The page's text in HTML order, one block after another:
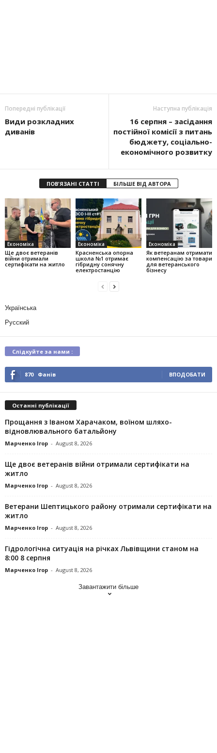
Попередні публікації
Види розкладних
диванів
Наступна публікація
16 серпня – засідання
постійної комісії з питань
бюджету, соціально-
економічного розвитку
ПОВ'ЯЗАНІ СТАТТІ БІЛЬШЕ ВІД АВТОРА
Економіка
Ще двоє ветеранів
війни отримали
сертифікати на житло
Економіка
Красненська опорна
школа №1 отримає
гібридну сонячну
електростанцію
Економіка
Як ветеранам отримати
компенсацію за товари
для ветеранського
бізнесу
Українська
Русский
Слідкуйте за нами :
870 Фанів ВПОДОБАТИ
Останні публікації
Прощання з Іваном Харачаком, воїном шляхо-
відновлювального батальйону
Марченко Ігор - August 8, 2026
Ще двоє ветеранів війни отримали сертифікати на
житло
Марченко Ігор - August 8, 2026
Ветерани Шептицького району отримали сертифікати на
житло
Марченко Ігор - August 8, 2026
Гідрологічна ситуація на річках Львівщини станом на
8:00 8 серпня
Марченко Ігор - August 8, 2026
Завантажити більше